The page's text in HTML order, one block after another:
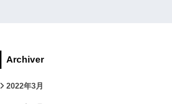
Archiver
2022年3月